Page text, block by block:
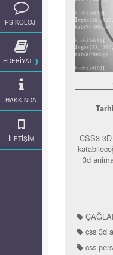
PSİKOLOJİ
EDEBİYAT
HAKKINDA
İLETİŞİM
CSS3
3d
css 3d
css